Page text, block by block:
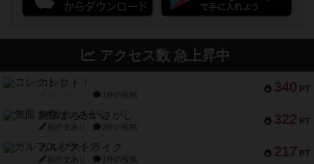
アクセス数 急上昇中
340 PT
コレクト！
1件の投稿
322 PT
無限まちがいさがし
紹介文あり 2件の投稿
217 PT
ガルフストライク
紹介文あり 1件の投稿